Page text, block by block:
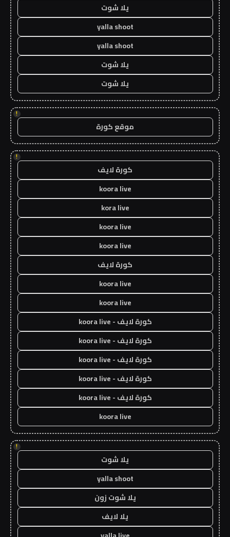
يلا شوت
yalla shoot
yalla shoot
يلا شوت
يلا شوت
!
موقع كورة
!
كورة لايف
koora live
kora live
koora live
koora live
كورة لايف
koora live
koora live
كورة لايف - koora live
كورة لايف - koora live
كورة لايف - koora live
كورة لايف - koora live
كورة لايف - koora live
koora live
!
يلا شوت
yalla shoot
يلا شوت زون
يلا لايف